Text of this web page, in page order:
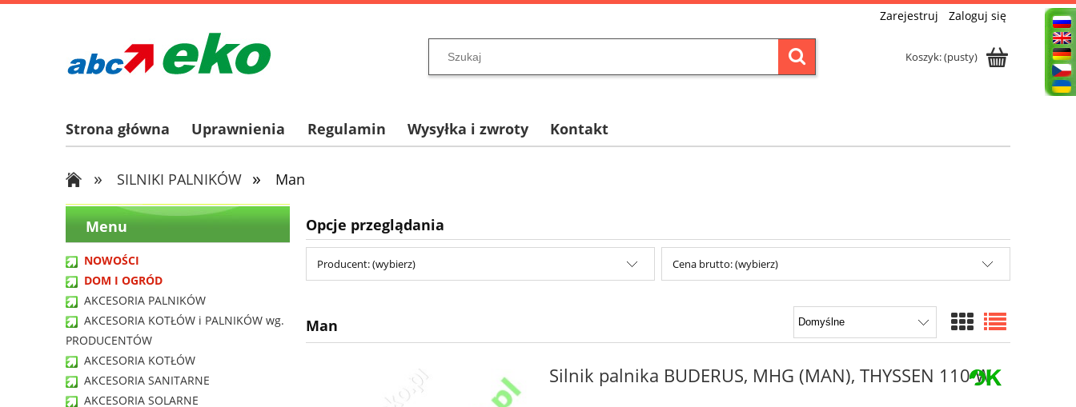
Zarejestruj Zaloguj się
Koszyk:(pusty)
Strona główna Uprawnienia Regulamin Wysyłka i zwroty Kontakt
» SILNIKI PALNIKÓW » Man
Menu
NOWOŚCI
DOM I OGRÓD
AKCESORIA PALNIKÓW
AKCESORIA KOTŁÓW i PALNIKÓW wg.
PRODUCENTÓW
AKCESORIA KOTŁÓW
AKCESORIA SANITARNE
AKCESORIA SOLARNE
Opcje przeglądania
Producent: (wybierz) Cena brutto: (wybierz)
Man
Silnik palnika BUDERUS, MHG (MAN), THYSSEN 110 W